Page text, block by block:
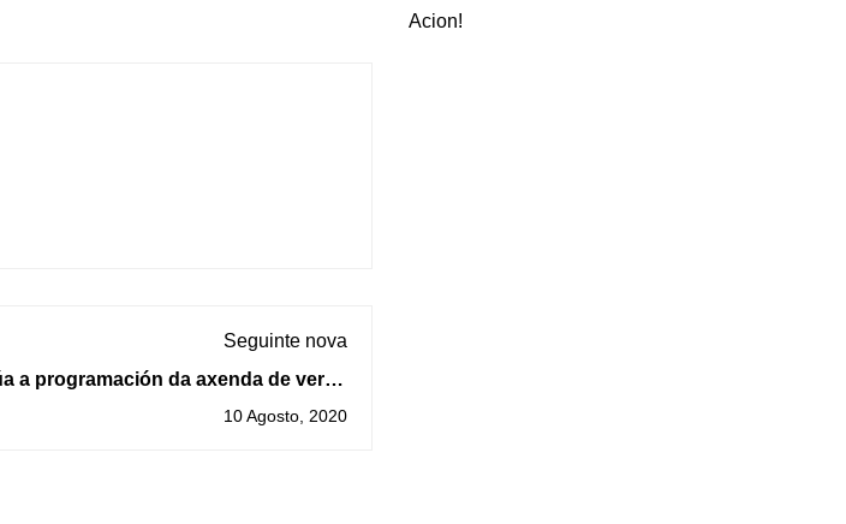
Seguinte nova
a programación da axenda de verán
2020 na Guarda
10 Agosto, 2020
Acion!